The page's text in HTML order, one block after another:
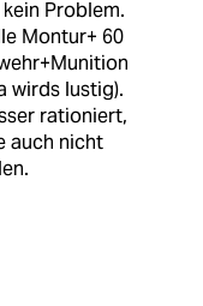
Problem.
Montur+ 60
wirds lustig).
rationiert,
auch nicht